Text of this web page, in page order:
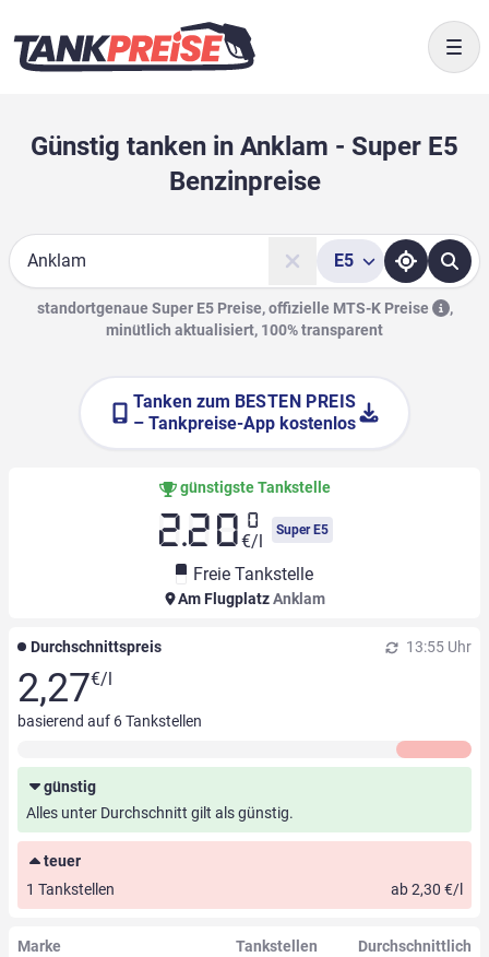
Günstig tanken in Anklam - Super E5
Benzinpreise
Suche
E5
standortgenaue Super E5 Preise, offizielle MTS-K Preise
,
minütlich aktualisiert, 100% transparent
Tanken zum BESTEN PREIS
– Tankpreise-App kostenlos
günstigste Tankstelle
2.20 0
€/l
Super E5
Freie Tankstelle
Am FlugplatzAnklam
Durchschnittspreis 13:55 Uhr
2,27€/l
basierend auf 6Tankstellen
günstig
Alles unter Durchschnitt gilt als günstig.
teuer
1 Tankstellen
ab 2,30 €/l
Marke Tankstellen Durchschnittlich